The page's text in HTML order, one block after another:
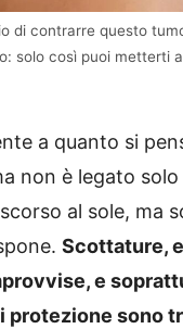
di contrarre questo
solo così puoi metterti
a quanto si
non è legato
al sole, ma
Scottature,
e
protezione sono